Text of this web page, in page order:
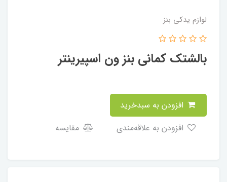
لوازم یدکی بنز
بالشتک کمانی بنز ون اسپیرینتر
مقایسه